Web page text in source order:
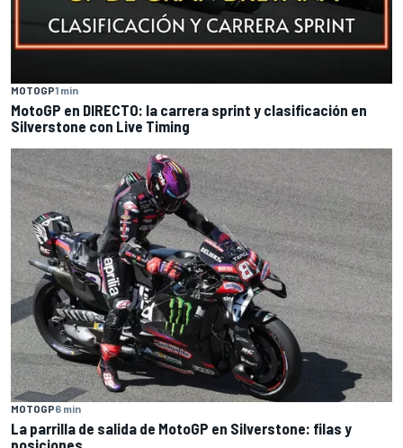
MOTOGP1 min
MotoGP en DIRECTO: la carrera sprint y clasificación en
Silverstone con Live Timing
MOTOGP6 min
La parrilla de salida de MotoGP en Silverstone: filas y